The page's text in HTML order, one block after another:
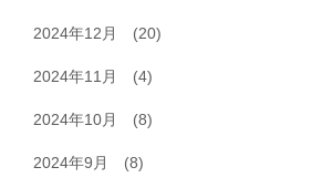
2024年12月 (20)
2024年11月 (4)
2024年10月 (8)
2024年9月 (8)